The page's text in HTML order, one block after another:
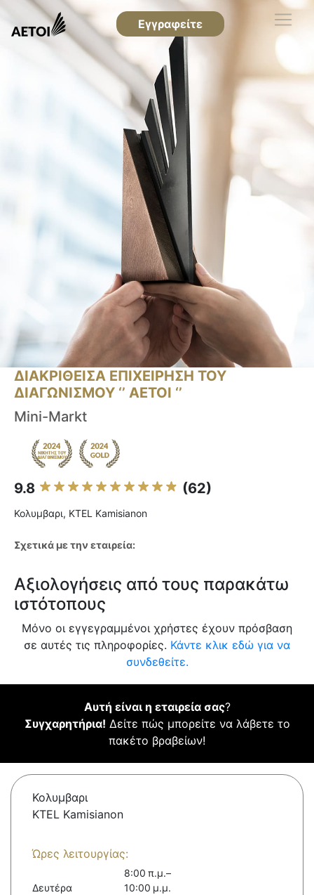
Εγγραφείτε
ΔΙΑΚΡΙΘΕΙΣΑ ΕΠΙΧΕΙΡΗΣΗ ΤΟΥ
ΔΙΑΓΩΝΙΣΜΟΥ ‘’ ΑΕΤΟΙ ‘’
Mini-Markt
9.8 (62)
Κολυμβαρι, KTEL Kamisianon
Σχετικά με την εταιρεία:
Αξιολογήσεις από τους παρακάτω
ιστότοπους
Μόνο οι εγγεγραμμένοι χρήστες έχουν πρόσβαση
σε αυτές τις πληροφορίες. Κάντε κλικ εδώ για να
συνδεθείτε.
Αυτή είναι η εταιρεία σας?
Συγχαρητήρια! Δείτε πώς μπορείτε να λάβετε το
πακέτο βραβείων!
Κολυμβαρι
KTEL Kamisianon
Ώρες λειτουργίας:
Δευτέρα
8:00 π.μ.–
10:00 μ.μ.